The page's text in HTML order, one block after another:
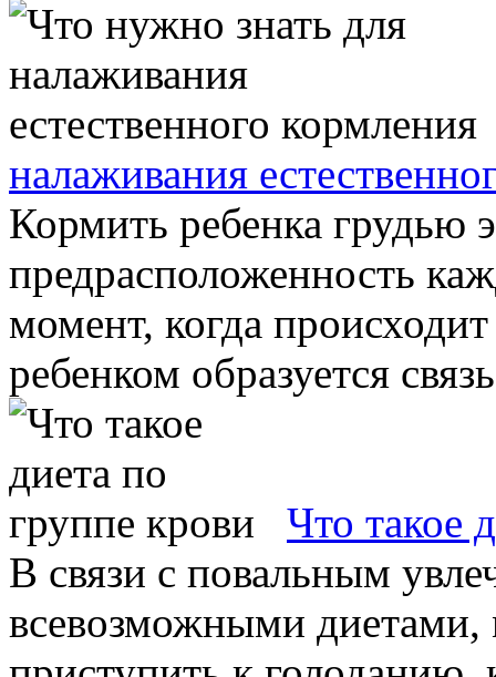
налаживания
Кормить ребенка грудью
предрасположенность
момент, когда
ребенком образуется
Что такое
В связи с повальным
всевозможными